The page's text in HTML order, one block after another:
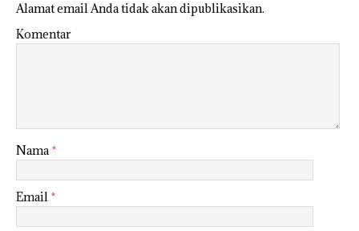
Alamat email Anda tidak akan dipublikasikan.
Komentar
Nama*
Email *